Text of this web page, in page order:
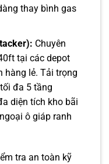
thay bình gas
Chuyên
tại các depot
hàng lẻ. Tải trọng
đa 5 tầng
diện tích kho bãi
ô giáp ranh
tra an toàn kỹ